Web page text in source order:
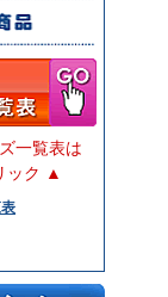
一覧表は
ック ▲